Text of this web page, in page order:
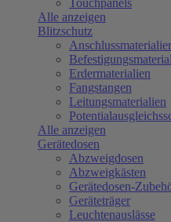
Touchpanels
Alle anzeigen
Blitzschutz
Erdermaterialien
Fangstangen
Leitungsmaterialien
Alle anzeigen
Gerätedosen
Abzweigdosen
Abzweigkästen
Gerätedosen-
Geräteträger
Leuchtenauslässe